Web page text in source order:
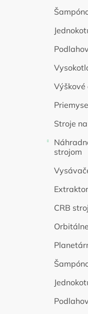
Výškové
Stroje
strojom
CRB